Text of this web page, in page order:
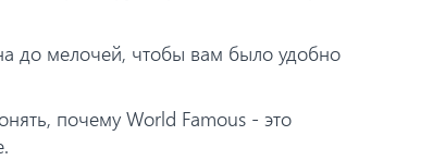
до мелочей, чтобы вам было удобно
почему World Famous - это